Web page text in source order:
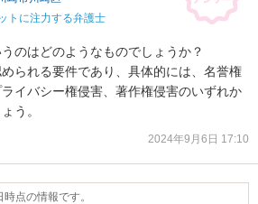
トに注力する弁護士
のはどのようなものでしょうか？
られる要件であり、具体的には、名誉権
イバシー権侵害、著作権侵害のいずれか
う。
2024年9月6日 17:10
点の情報です。